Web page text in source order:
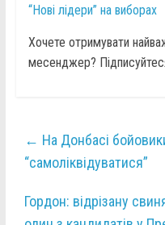
“Нові лідери” на виборах
Хочете отримувати
месенджер?
← На Донбасі
“самоліквідуватися”
Гордон: відрізану